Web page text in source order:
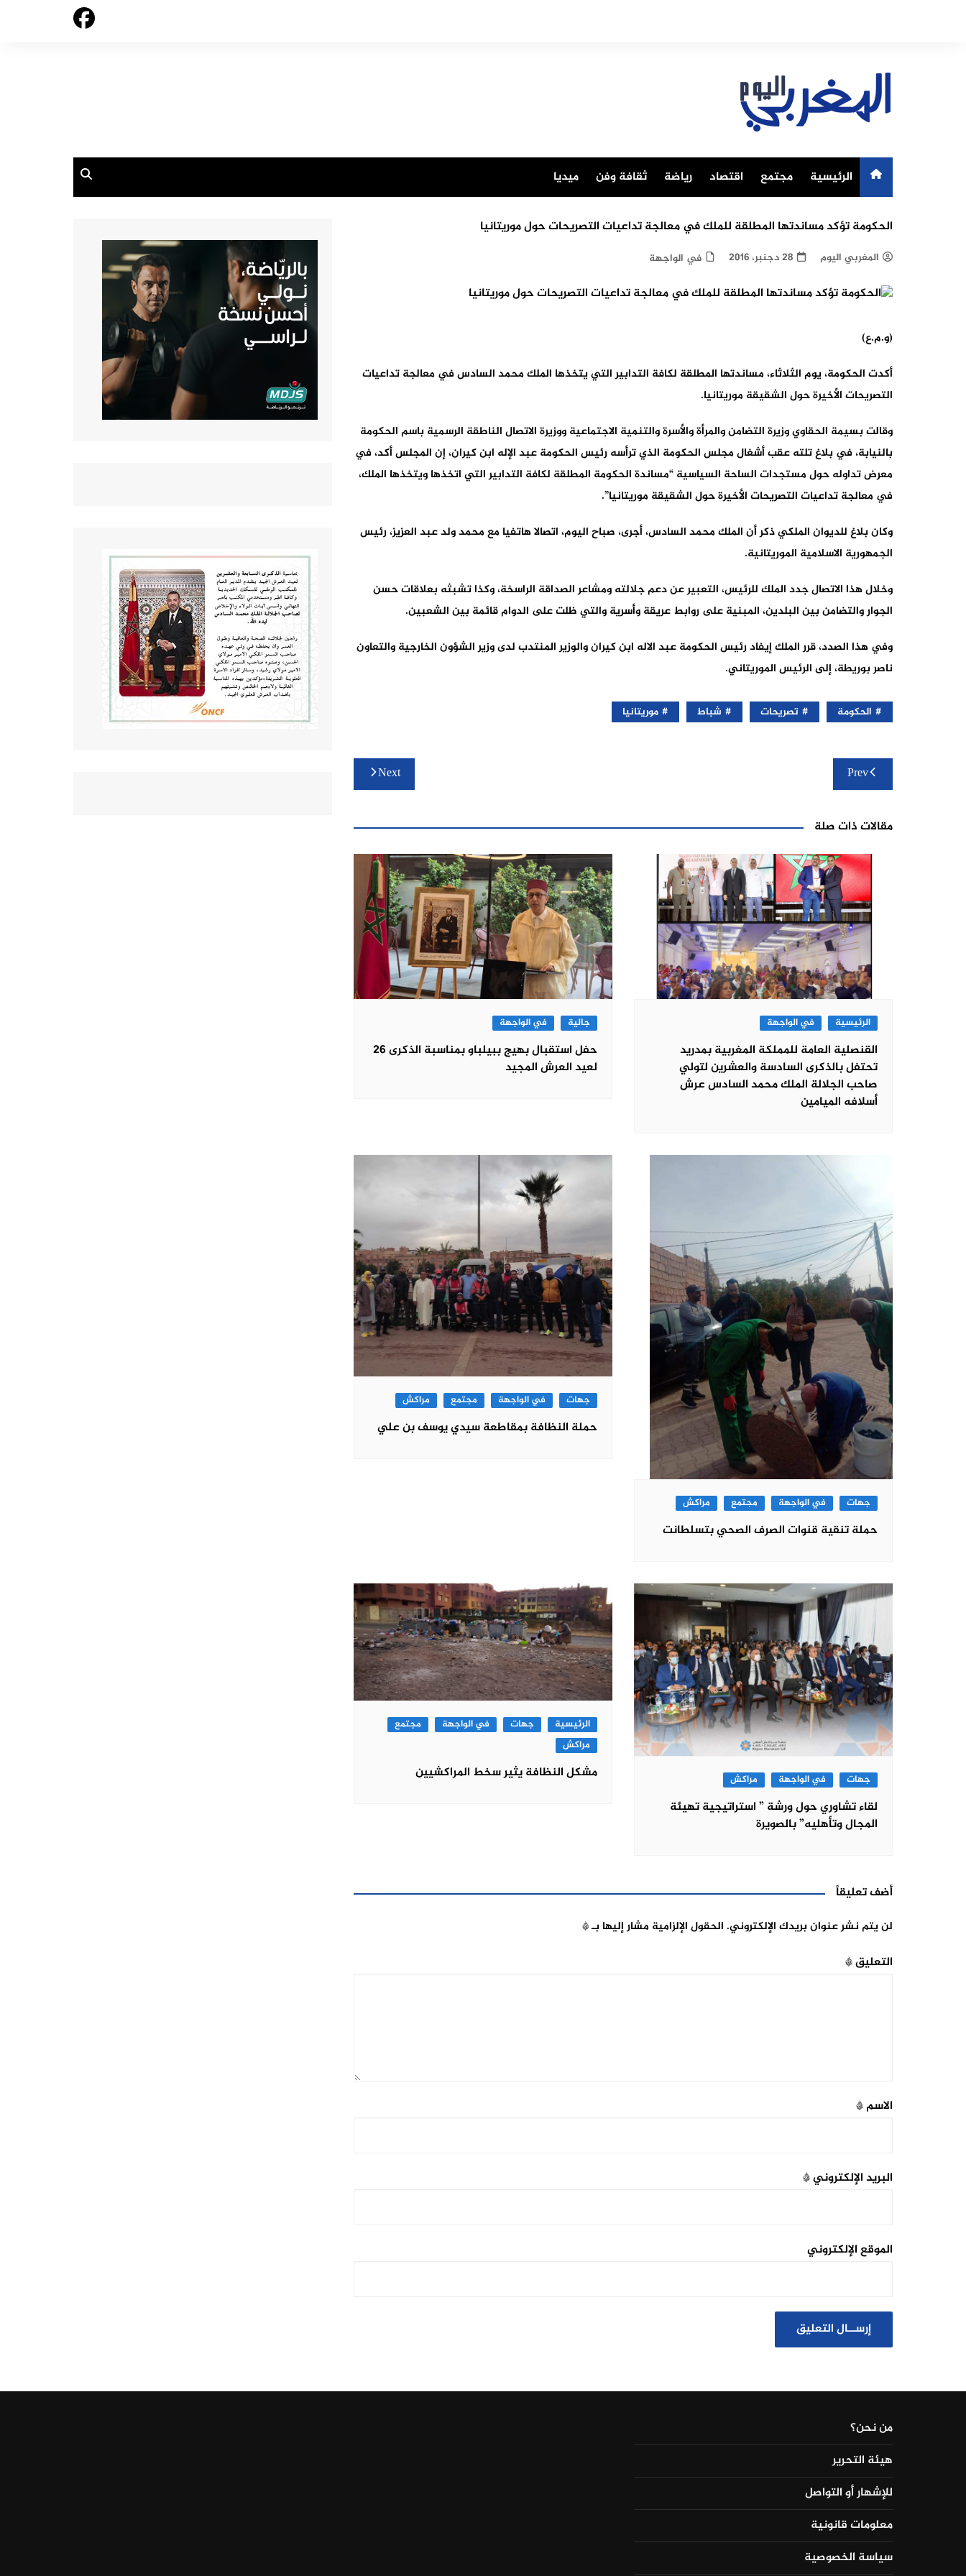
الرئيسية مجتمع اقتصاد رياضة ثقافة وفن ميديا
الحكومة تؤكد مساندتها المطلقة للملك في معالجة تداعيات التصريحات حول موريتانيا
المغربي اليوم 28 دجنبر، 2016 في الواجهة
(و.م.ع)
أكدت الحكومة، يوم الثلاثاء، مساندتها المطلقة لكافة التدابير التي يتخذها الملك محمد السادس في معالجة تداعيات
التصريحات الأخيرة حول الشقيقة موريتانيا.
وقالت بسيمة الحقاوي وزيرة التضامن والمرأة والأسرة والتنمية الاجتماعية ووزيرة الاتصال الناطقة الرسمية باسم الحكومة
بالنيابة، في بلاغ تلته عقب أشغال مجلس الحكومة الذي ترأسه رئيس الحكومة عبد الإله ابن كيران، إن المجلس أكد، في
معرض تداوله حول مستجدات الساحة السياسية “مساندة الحكومة المطلقة لكافة التدابير التي اتخذها ويتخذها الملك،
في معالجة تداعيات التصريحات الأخيرة حول الشقيقة موريتانيا”.
وكان بلاغ للديوان الملكي ذكر أن الملك محمد السادس، أجرى، صباح اليوم، اتصالا هاتفيا مع محمد ولد عبد العزيز، رئيس
الجمهورية الاسلامية الموريتانية.
وخلال هذا الاتصال جدد الملك للرئيس، التعبير عن دعم جلالته ومشاعر الصداقة الراسخة، وكذا تشبثه بعلاقات حسن
الجوار والتضامن بين البلدين، المبنية على روابط عريقة وأسرية والتي ظلت على الدوام قائمة بين الشعبين.
وفي هذا الصدد، قرر الملك إيفاد رئيس الحكومة عبد الاله ابن كيران والوزير المنتدب لدى وزير الشؤون الخارجية والتعاون
ناصر بوريطة، إلى الرئيس الموريتاني.
الحكومة تصريحات شباط موريتانيا
تصفّح
المقالات
Prev
Next
مقالات ذات صلة
الرئيسية في الواجهة
القنصلية العامة للمملكة المغربية بمدريد
تحتفل بالذكرى السادسة والعشرين لتولي
صاحب الجلالة الملك محمد السادس عرش
أسلافه الميامين
جالية في الواجهة
حفل استقبال بهيج ببيلباو بمناسبة الذكرى 26
لعيد العرش المجيد
جهات في الواجهة مجتمع مراكش
حملة تنقية قنوات الصرف الصحي بتسلطانت
جهات في الواجهة مجتمع مراكش
حملة النظافة بمقاطعة سيدي يوسف بن علي
جهات في الواجهة مراكش
لقاء تشاوري حول ورشة ” استراتيجية تهيئة
المجال وتأهليه” بالصويرة
الرئيسية جهات في الواجهة
مجتمع
مراكش
مشكل النظافة يثير سخط المراكشيين
أضف تعليقاً
لن يتم نشر عنوان بريدك الإلكتروني. الحقول الإلزامية مشار إليها بـ*
التعليق*
الاسم*
البريد الإلكتروني*
الموقع الإلكتروني
من نحن؟
هيئة التحرير
للإشهار أو التواصل
معلومات قانونية
سياسة الخصوصية